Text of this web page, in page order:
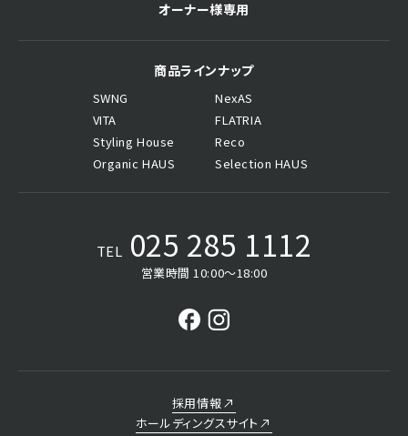
オーナー様専用
商品ラインナップ
SWNG
NexAS
VITA
FLATRIA
Styling House
Reco
Organic HAUS
Selection HAUS
TEL 025 285 1112
営業時間 10:00〜18:00
採用情報
ホールディングスサイト